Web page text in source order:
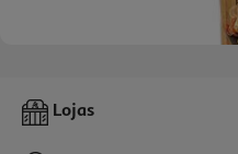
Queijo Le Rustique Raclette 200g
Lojas